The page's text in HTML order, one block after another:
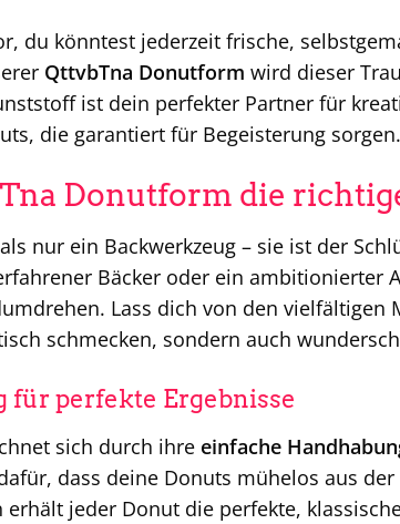
du könntest jederzeit frische,
QttvbTna Donutform wird dieser
ist dein perfekter Partner für
die garantiert für Begeisterung sorgen.
Donutform die
nur ein Backwerkzeug – sie ist der
Bäcker oder ein ambitionierter
Lass dich von den
schmecken, sondern auch
für perfekte Ergebnisse
sich durch ihre einfache
dass deine Donuts mühelos aus
erhält jeder Donut die perfekte,